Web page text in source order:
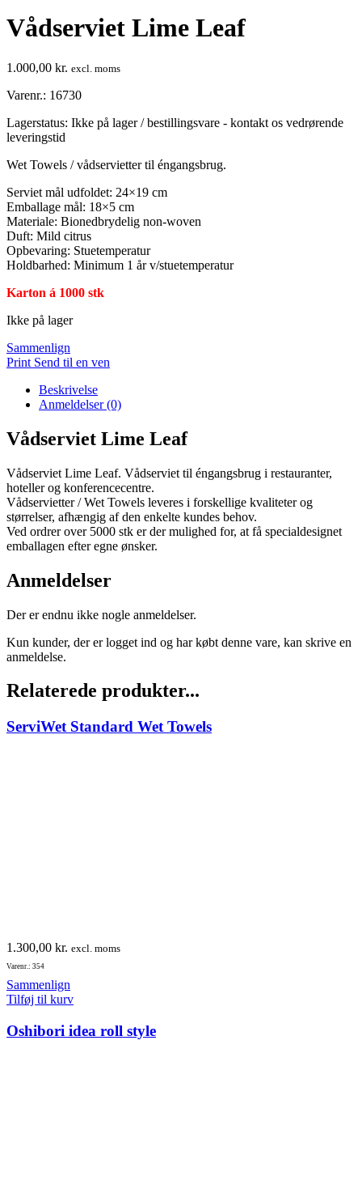
Vådserviet Lime Leaf
1.000,00 kr. excl. moms
Varenr.: 16730
Lagerstatus: Ikke på lager / bestillingsvare - kontakt os vedrørende
leveringstid
Wet Towels / vådservietter til éngangsbrug.
Serviet mål udfoldet: 24×19 cm
Emballage mål: 18×5 cm
Materiale: Bionedbrydelig non-woven
Duft: Mild citrus
Opbevaring: Stuetemperatur
Holdbarhed: Minimum 1 år v/stuetemperatur
Karton á 1000 stk
Ikke på lager
Sammenlign
Print Send til en ven
Beskrivelse
Anmeldelser (0)
Vådserviet Lime Leaf
Vådserviet Lime Leaf. Vådserviet til éngangsbrug i restauranter,
hoteller og konferencecentre.
Vådservietter / Wet Towels leveres i forskellige kvaliteter og
størrelser, afhængig af den enkelte kundes behov.
Ved ordrer over 5000 stk er der mulighed for, at få specialdesignet
emballagen efter egne ønsker.
Anmeldelser
Der er endnu ikke nogle anmeldelser.
Kun kunder, der er logget ind og har købt denne vare, kan skrive en
anmeldelse.
Relaterede produkter...
ServiWet Standard Wet Towels
1.300,00 kr. excl. moms
Varenr.: 354
Sammenlign
Tilføj til kurv
Oshibori idea roll style